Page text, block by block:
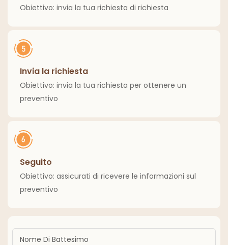
Obiettivo: invia la tua richiesta di richiesta
Invia la richiesta
Obiettivo: invia la tua richiesta per ottenere un
preventivo
Seguito
Obiettivo: assicurati di ricevere le informazioni sul
preventivo
Nome Di Battesimo